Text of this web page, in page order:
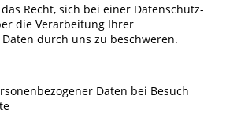
Recht, sich bei einer Datenschutz-
die Verarbeitung Ihrer
durch uns zu beschweren.
Daten bei Besuch